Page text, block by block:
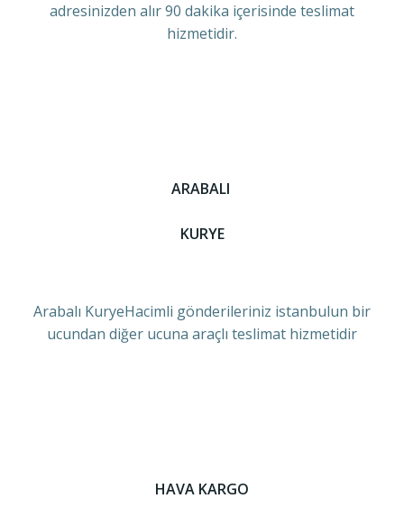
adresinizden alır 90 dakika içerisinde teslimat
hizmetidir.
ARABALI
KURYE
Arabalı KuryeHacimli gönderileriniz istanbulun bir
ucundan diğer ucuna araçlı teslimat hizmetidir
HAVA KARGO